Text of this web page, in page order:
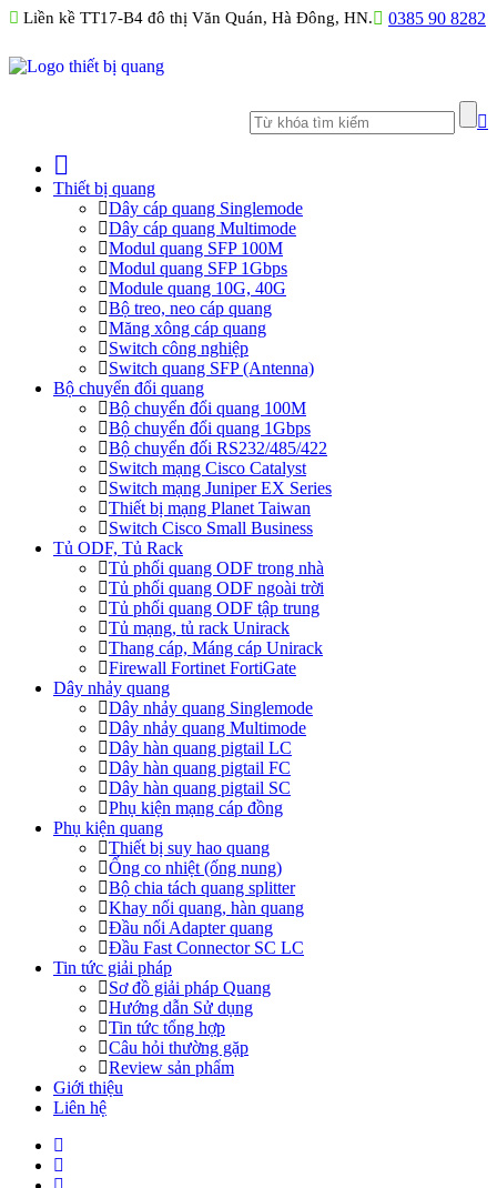
Liền kề TT17-B4 đô thị Văn Quán, Hà Đông, HN. 0385 90 8282
Thiết bị quang
Dây cáp quang Singlemode
Dây cáp quang Multimode
Modul quang SFP 100M
Modul quang SFP 1Gbps
Module quang 10G, 40G
Bộ treo, neo cáp quang
Măng xông cáp quang
Switch công nghiệp
Switch quang SFP (Antenna)
Bộ chuyển đổi quang
Bộ chuyển đổi quang 100M
Bộ chuyển đổi quang 1Gbps
Bộ chuyển đối RS232/485/422
Switch mạng Cisco Catalyst
Switch mạng Juniper EX Series
Thiết bị mạng Planet Taiwan
Switch Cisco Small Business
Tủ ODF, Tủ Rack
Tủ phối quang ODF trong nhà
Tủ phối quang ODF ngoài trời
Tủ phối quang ODF tập trung
Tủ mạng, tủ rack Unirack
Thang cáp, Máng cáp Unirack
Firewall Fortinet FortiGate
Dây nhảy quang
Dây nhảy quang Singlemode
Dây nhảy quang Multimode
Dây hàn quang pigtail LC
Dây hàn quang pigtail FC
Dây hàn quang pigtail SC
Phụ kiện mạng cáp đồng
Phụ kiện quang
Thiết bị suy hao quang
Ống co nhiệt (ống nung)
Bộ chia tách quang splitter
Khay nối quang, hàn quang
Đầu nối Adapter quang
Đầu Fast Connector SC LC
Tin tức giải pháp
Sơ đồ giải pháp Quang
Hướng dẫn Sử dụng
Tin tức tổng hợp
Câu hỏi thường gặp
Review sản phẩm
Giới thiệu
Liên hệ